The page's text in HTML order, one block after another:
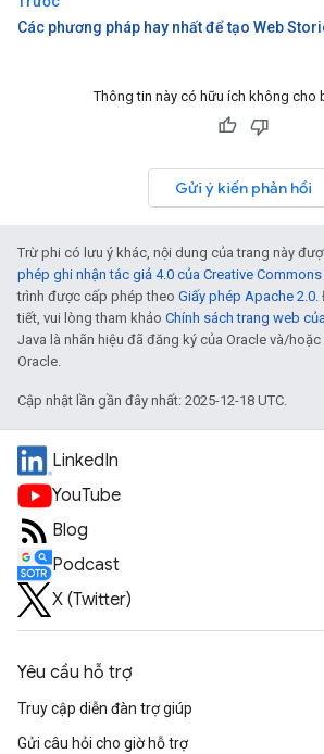
Các phương pháp hay nhất để tạo Web
Thông tin này có hữu ích không cho
Gửi ý kiến phản hồi
Trừ phi có lưu ý khác, nội dung của trang này
phép ghi nhận tác giả 4.0 của Creative Commons
trình được cấp phép theo Giấy phép Apache 2.0.
tiết, vui lòng tham khảo Chính sách trang web
Java là nhãn hiệu đã đăng ký của Oracle và/
Oracle.
Cập nhật lần gần đây nhất: 2025-12-18 UTC.
LinkedIn
YouTube
Blog
Podcast
X (Twitter)
Yêu cầu hỗ trợ
Truy cập diễn đàn trợ giúp
Gửi câu hỏi cho giờ hỗ trợ